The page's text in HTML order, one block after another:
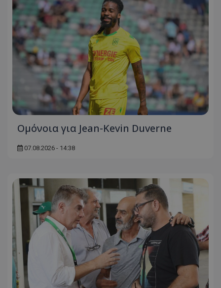
Ομόνοια για Jean-Kevin Duverne
07.08.2026 - 14:38